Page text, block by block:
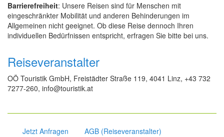
Barrierefreiheit: Unsere Reisen sind für Menschen mit
eingeschränkter Mobilität und anderen Behinderungen im
Allgemeinen nicht geeignet. Ob diese Reise dennoch Ihren
individuellen Bedürfnissen entspricht, erfragen Sie bitte bei uns.
Reiseveranstalter
OÖ Touristik GmbH, Freistädter Straße 119, 4041 Linz, +43 732
7277-260, info@touristik.at
Jetzt Anfragen
AGB (Reiseveranstalter)